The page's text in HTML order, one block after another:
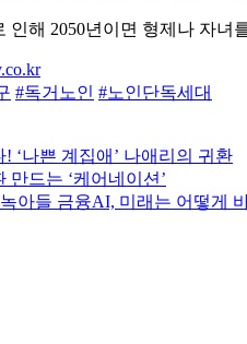
인해 2050년이면 형제나 자
#독거노인 #노인단독세대
‘나쁜 계집애’ 나애리의 귀환
만드는 ‘케어네이션’
아들 금융AI, 미래는 어떻게